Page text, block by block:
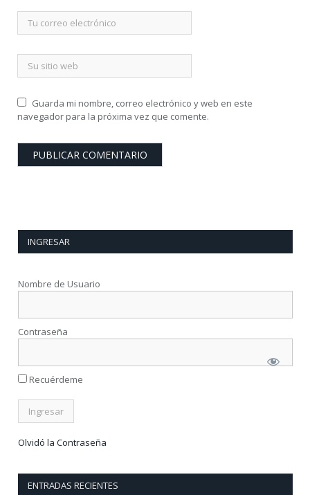
Guarda mi nombre, correo electrónico y web en este
navegador para la próxima vez que comente.
INGRESAR
Nombre de Usuario
Contraseña
Recuérdeme
Olvidó la Contraseña
ENTRADAS RECIENTES